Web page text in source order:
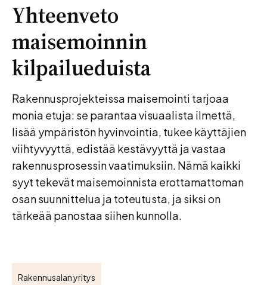
Yhteenveto
maisemoinnin
kilpailueduista
Rakennusprojekteissa maisemointi tarjoaa
monia etuja: se parantaa visuaalista ilmettä,
lisää ympäristön hyvinvointia, tukee käyttäjien
viihtyvyyttä, edistää kestävyyttä ja vastaa
rakennusprosessin vaatimuksiin. Nämä kaikki
syyt tekevät maisemoinnista erottamattoman
osan suunnittelua ja toteutusta, ja siksi on
tärkeää panostaa siihen kunnolla.
Rakennusalan yritys